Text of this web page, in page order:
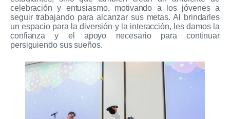
celebración y entusiasmo, motivando a los jóvenes a
seguir trabajando para alcanzar sus metas. Al brindarles
un espacio para la diversión y la interacción, les damos la
confianza y el apoyo necesario para continuar
persiguiendo sus sueños.